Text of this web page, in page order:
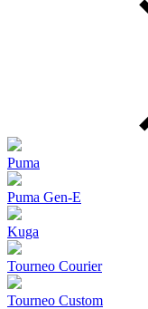
Puma
Puma Gen‑E
Kuga
Tourneo Courier
Tourneo Custom